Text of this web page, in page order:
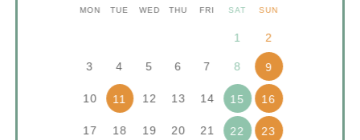
MON TUE WED THU FRI SAT SUN
1 2
3 4 5 6 7 8 9
10 11 12 13 14 15 16
17 18 19 20 21 22 23